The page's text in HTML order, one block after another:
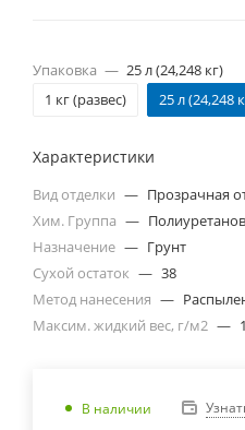
Упаковка — 25 л (24,248 кг)
1 кг (развес)
25 л (24,248
Характеристики
Вид отделки — Прозрачная
Хим. Группа —
Назначение — Грунт
Сухой остаток — 38
Метод нанесения —
Максим. жидкий вес, г/м2 —
В наличии